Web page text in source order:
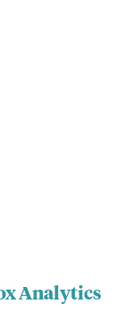
Analytics